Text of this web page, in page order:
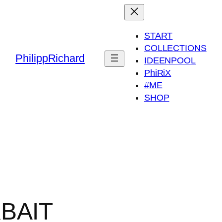
PhilippRichard
START
COLLECTIONS
IDEENPOOL
PhiRiX
#ME
SHOP